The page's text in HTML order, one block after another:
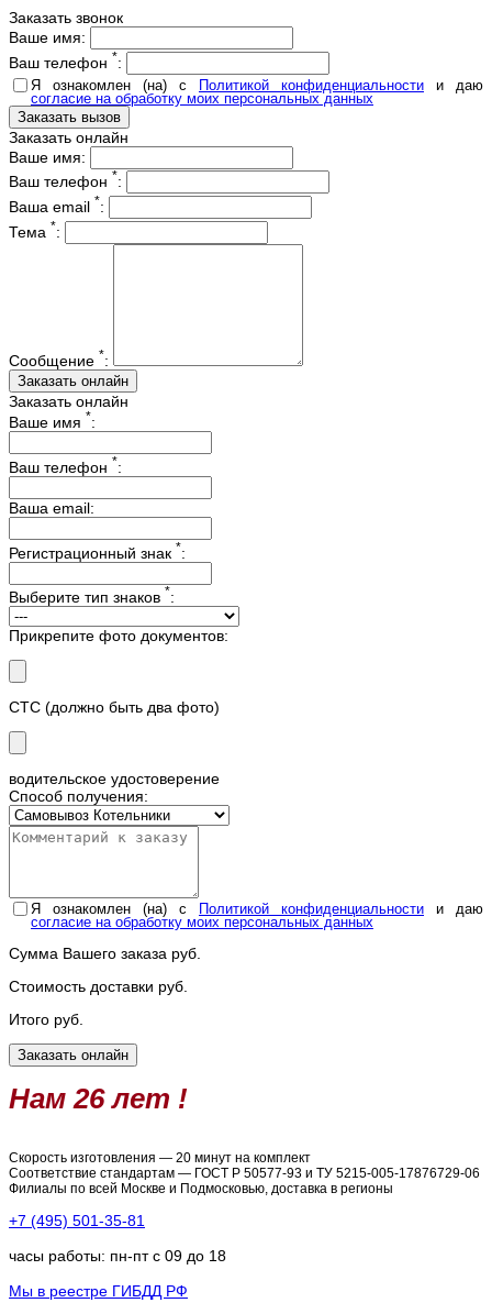
Заказать звонок
Ваше имя:
Ваш телефон *:
Я ознакомлен (на) с Политикой конфиденциальности и даю
согласие на обработку моих персональных данных
Заказать онлайн
Ваше имя:
Ваш телефон *:
Ваша email *:
Тема *:
Сообщение *:
Заказать онлайн
Ваше имя *:
Ваш телефон *:
Ваша email:
Регистрационный знак *:
Выберите тип знаков *:
Прикрепите фото документов:
СТС (должно быть два фото)
водительское удостоверение
Способ получения:
Я ознакомлен (на) с Политикой конфиденциальности и даю
согласие на обработку моих персональных данных
Сумма Вашего заказа руб.
Стоимость доставки руб.
Итого руб.
Нам 26 лет !
Скорость изготовления — 20 минут на комплект
Соответствие стандартам — ГОСТ Р 50577-93 и ТУ 5215-005-17876729-06
Филиалы по всей Москве и Подмосковью, доставка в регионы
+7 (495) 501-35-81
часы работы: пн-пт с 09 до 18
Мы в реестре ГИБДД РФ